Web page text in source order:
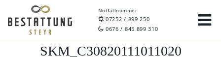
Notfallnummer
07252 / 899 250
0676 / 845 899 310
SKM_C30820111011020